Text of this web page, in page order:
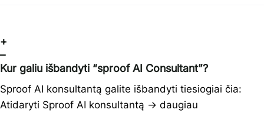
+
–
Kur galiu išbandyti “sproof AI Consultant”?
Sproof AI konsultantą galite išbandyti tiesiogiai čia:
Atidaryti Sproof AI konsultantą → daugiau